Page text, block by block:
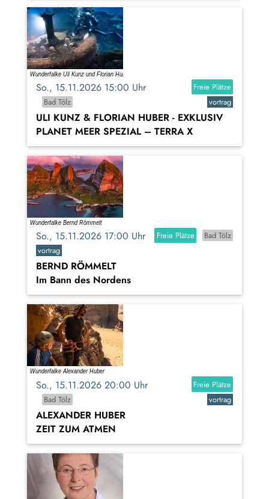
So., 15.11.2026 15:00 Uhr
Freie Plätze
Bad Tölz
vortrag
ULI KUNZ & FLORIAN HUBER - EXKLUSIV
PLANET MEER SPEZIAL – TERRA X
So., 15.11.2026 17:00 Uhr Freie Plätze
Bad Tölz
vortrag
BERND RÖMMELT
Im Bann des Nordens
So., 15.11.2026 20:00 Uhr
Freie Plätze
Bad Tölz
vortrag
ALEXANDER HUBER
ZEIT ZUM ATMEN